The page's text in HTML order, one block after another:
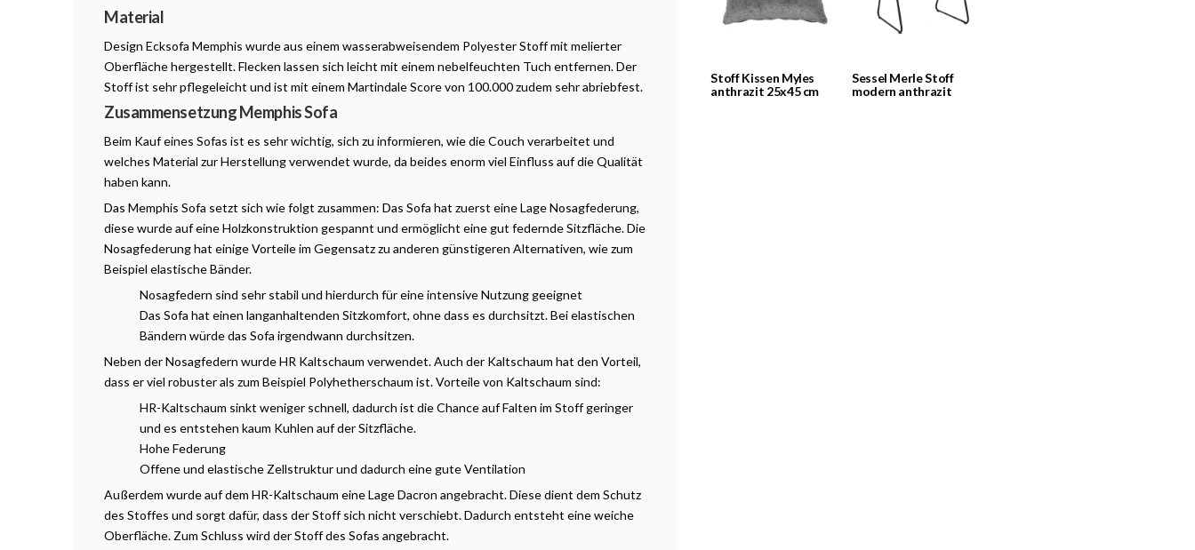
Material
Design Ecksofa Memphis wurde aus einem wasserabweisendem Polyester Stoff mit melierter
Oberfläche hergestellt. Flecken lassen sich leicht mit einem nebelfeuchten Tuch entfernen. Der
Stoff ist sehr pflegeleicht und ist mit einem Martindale Score von 100.000 zudem sehr abriebfest.
Zusammensetzung Memphis Sofa
Beim Kauf eines Sofas ist es sehr wichtig, sich zu informieren, wie die Couch verarbeitet und
welches Material zur Herstellung verwendet wurde, da beides enorm viel Einfluss auf die Qualität
haben kann.
Das Memphis Sofa setzt sich wie folgt zusammen: Das Sofa hat zuerst eine Lage Nosagfederung,
diese wurde auf eine Holzkonstruktion gespannt und ermöglicht eine gut federnde Sitzfläche. Die
Nosagfederung hat einige Vorteile im Gegensatz zu anderen günstigeren Alternativen, wie zum
Beispiel elastische Bänder.
Nosagfedern sind sehr stabil und hierdurch für eine intensive Nutzung geeignet
Das Sofa hat einen langanhaltenden Sitzkomfort, ohne dass es durchsitzt. Bei elastischen
Bändern würde das Sofa irgendwann durchsitzen.
Neben der Nosagfedern wurde HR Kaltschaum verwendet. Auch der Kaltschaum hat den Vorteil,
dass er viel robuster als zum Beispiel Polyhetherschaum ist. Vorteile von Kaltschaum sind:
HR-Kaltschaum sinkt weniger schnell, dadurch ist die Chance auf Falten im Stoff geringer
und es entstehen kaum Kuhlen auf der Sitzfläche.
Hohe Federung
Offene und elastische Zellstruktur und dadurch eine gute Ventilation
Außerdem wurde auf dem HR-Kaltschaum eine Lage Dacron angebracht. Diese dient dem Schutz
des Stoffes und sorgt dafür, dass der Stoff sich nicht verschiebt. Dadurch entsteht eine weiche
Oberfläche. Zum Schluss wird der Stoff des Sofas angebracht.
Stoff Kissen Myles
anthrazit 25x45 cm
Sessel Merle Stoff
modern anthrazit